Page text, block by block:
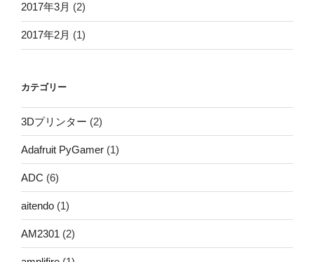
2017年3月 (2)
2017年2月 (1)
カテゴリー
3Dプリンター (2)
Adafruit PyGamer (1)
ADC (6)
aitendo (1)
AM2301 (2)